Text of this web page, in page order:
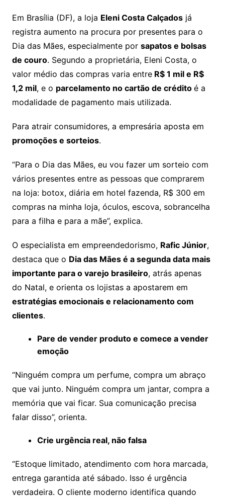
Em Brasília (DF), a loja Eleni Costa Calçadosjá
registra aumento na procura por presentes para o
Dia das Mães, especialmente por sapatos e bolsas
de couro. Segundo a proprietária, Eleni Costa, o
valor médio das compras varia entreR$ 1 mil e R$
1,2 mil, e o parcelamento no cartão de crédito é a
modalidade de pagamento mais utilizada.
Para atrair consumidores, a empresária aposta em
promoções e sorteios.
“Para o Dia das Mães, eu vou fazer um sorteio com
vários presentes entre as pessoas que comprarem
na loja: botox, diária em hotel fazenda, R$ 300 em
compras na minha loja, óculos, escova, sobrancelha
para a filha e para a mãe”, explica.
O especialista em empreendedorismo, Rafic Júnior,
destaca que o Dia das Mães é a segunda data mais
importante para o varejo brasileiro, atrás apenas
do Natal, e orienta os lojistas a apostarem em
estratégias emocionais e relacionamento com
clientes.
Pare de vender produto e comece a vender
emoção
“Ninguém compra um perfume, compra um abraço
que vai junto. Ninguém compra um jantar, compra a
memória que vai ficar. Sua comunicação precisa
falar disso”, orienta.
Crie urgência real, não falsa
“Estoque limitado, atendimento com hora marcada,
entrega garantida até sábado. Isso é urgência
verdadeira. O cliente moderno identifica quando